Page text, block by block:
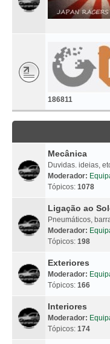
186811
Mecânica
Duvidas. ideias,
Moderador:
Tópicos: 1078
Ligação ao
Pneumáticos,
Moderador:
Tópicos: 198
Exteriores
Moderador:
Tópicos: 166
Interiores
Moderador:
Tópicos: 174